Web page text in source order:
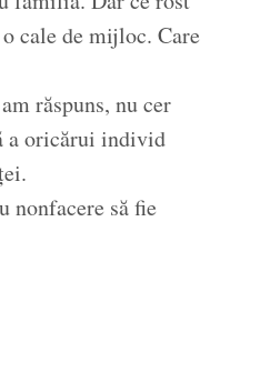
cale de mijloc. Care
răspuns, nu cer
a oricărui individ
nonfacere să fie